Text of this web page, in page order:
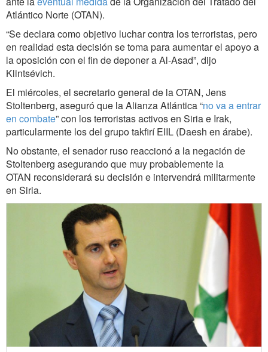
Atlántico Norte (OTAN).
“Se declara como objetivo luchar contra los terroristas, pero
en realidad esta decisión se toma para aumentar el apoyo a
la oposición con el fin de deponer a Al-Asad”, dijo
Klintsévich.
El miércoles, el secretario general de la OTAN, Jens
Stoltenberg, aseguró que la Alianza Atlántica “no va a entrar
en combate” con los terroristas activos en Siria e Irak,
particularmente los del grupo takfirí EIIL (Daesh en árabe).
No obstante, el senador ruso reaccionó a la negación de
Stoltenberg asegurando que muy probablemente la
OTAN reconsiderará su decisión e intervendrá militarmente
en Siria.